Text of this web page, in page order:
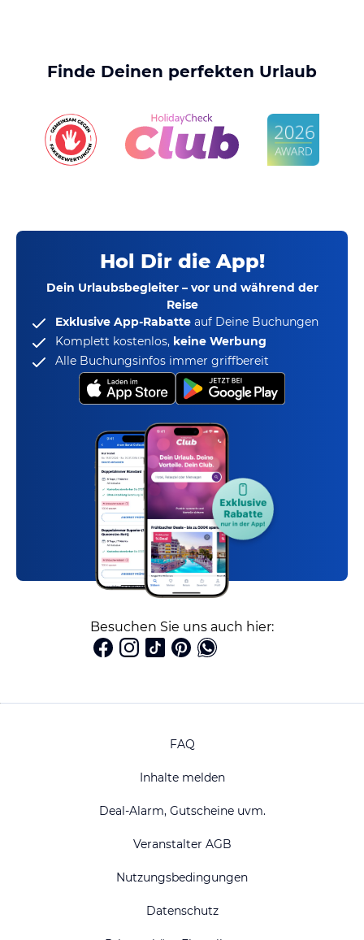
Finde Deinen perfekten Urlaub
Hol Dir die App!
Dein Urlaubsbegleiter – vor und während der
Reise
Exklusive App-Rabatte auf Deine Buchungen
Komplett kostenlos, keine Werbung
Alle Buchungsinfos immer griffbereit
Besuchen Sie uns auch hier:
FAQ
Inhalte melden
Deal-Alarm, Gutscheine uvm.
Veranstalter AGB
Nutzungsbedingungen
Datenschutz